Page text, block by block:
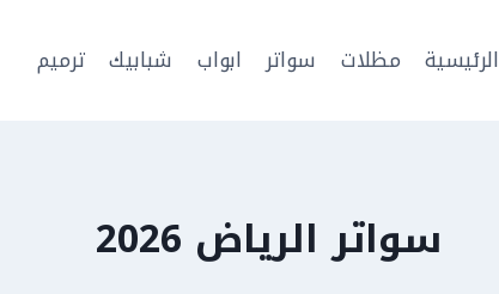
الرئيسية مظلات سواتر ابواب شبابيك ترميم
سواتر الرياض 2026